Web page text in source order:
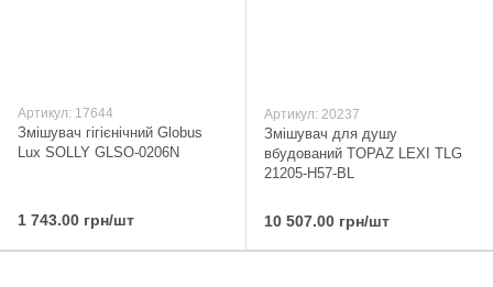
Артикул: 17644
Змішувач гігієнічний Globus
Lux SOLLY GLSO-0206N
1 743.00 грн/шт
Артикул: 20237
Змішувач для душу
вбудований TOPAZ LEXI TLG
21205-H57-BL
10 507.00 грн/шт